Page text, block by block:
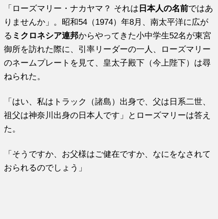
「ローズマリー・ナカヤマ？ それは 日本人の名前ではあ
りませんか」。昭和54（1974）年8月、南太平洋に広が
る ミクロネシア連邦からやってきた小中学生52名が東宮
御所を訪れた際に、引率リーダーの一人、ローズマリー
のネームプレートを見て、皇太子殿下（今上陛下）は尋
ねられた。
「はい、私はトラック（諸島）出身で、父は日系二世、
祖父は神奈川出身の日本人です」とローズマリーは答え
た。
「そうですか、お父様はご健在ですか、なにをなされて
おられるのでしょう」